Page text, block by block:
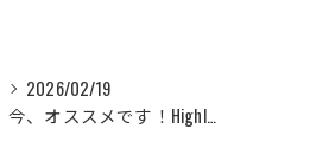
2026/02/19
今、オススメです！Highly recommended now!